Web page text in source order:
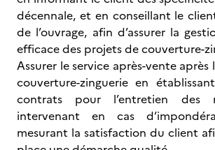
décennale, et en conseillant le
de l’ouvrage, afin d’assurer la
efficace des projets de couverture-
Assurer le service après-vente
couverture-zinguerie en
contrats pour l’entretien des
intervenant en cas
mesurant la satisfaction du client